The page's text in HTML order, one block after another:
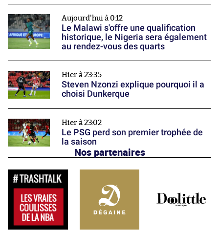
Aujourd'hui à 0:12
Le Malawi s'offre une qualification
historique, le Nigeria sera également
au rendez-vous des quarts
Hier à 23:35
Steven Nzonzi explique pourquoi il a
choisi Dunkerque
Hier à 23:02
Le PSG perd son premier trophée de
la saison
Nos partenaires